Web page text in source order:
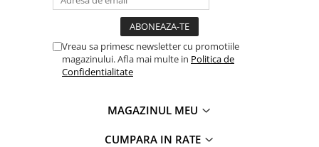
Vreau sa primesc newsletter cu promotiile
magazinului. Afla mai multe in Politica de
Confidentialitate
MAGAZINUL MEU
CUMPARA IN RATE